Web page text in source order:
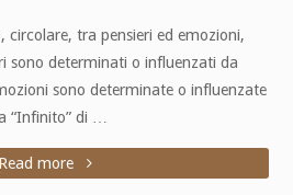
circolare, tra pensieri ed emozioni,
sono determinati o influenzati da
sono determinate o influenzate
“Infinito” di …
Read more